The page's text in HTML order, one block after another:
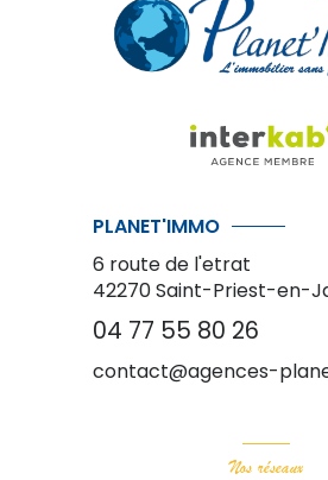
PLANET'IMMO
6 route de l'etrat
42270Saint-Priest-en-
04 77 55 80 26
contact@agences-
Nos réseaux